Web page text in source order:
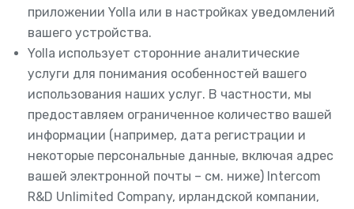
приложении Yolla или в настройках уведомлений
вашего устройства.
Yolla использует сторонние аналитические
услуги для понимания особенностей вашего
использования наших услуг. В частности, мы
предоставляем ограниченное количество вашей
информации (например, дата регистрации и
некоторые персональные данные, включая адрес
вашей электронной почты – см. ниже) Intercom
R&D Unlimited Company, ирландской компании,